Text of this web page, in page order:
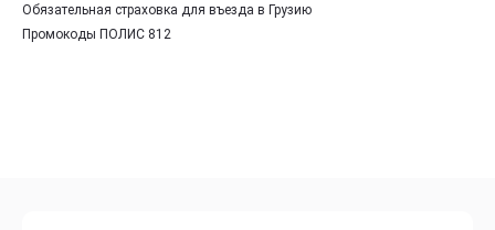
Обязательная страховка для въезда в Грузию
Промокоды ПОЛИС 812